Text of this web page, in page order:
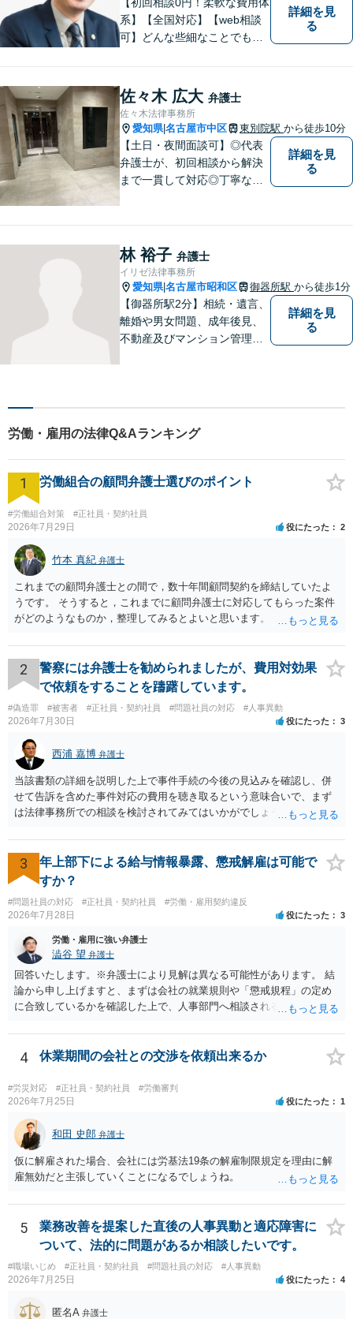
系】【全国対応】【web相談
可】どんな些細なことでもお
ターネット／削除請求や開示
請求、利用規約などのトラブ
ルはお任せ！相続／感情面の
納得感を重視します。
詳細を見
る
佐々木 広大 弁護士
佐々木法律事務所
愛知県|名古屋市中区 東別院駅 から徒歩10分
【土日・夜間面談可】◎代表
弁護士が、初回相談から解決
まで一貫して対応◎丁寧な対
を目指します【相続問題】遺
産分割調停や審判もお任せく
ださい【東別院駅】
詳細を見
る
林 裕子 弁護士
イリゼ法律事務所
愛知県|名古屋市昭和区 御器所駅 から徒歩1分
【御器所駅2分】相続・遺言、
離婚や男女問題、成年後見、
不動産及びマンション管理な
い、丁寧な説明と迅速な対応
を心がけております。【完全
個室】【法テラス利用可】
詳細を見
る
労働・雇用の法律Q&Aランキング
1 労働組合の顧問弁護士選びのポイント
#労働組合対策 #正社員・契約社員
2026年7月29日 役にたった 2
竹本 真紀 弁護士
これまでの顧問弁護士との間で，数十年間顧問契約を締結していたよ
うです。 そうすると，これまでに顧問弁護士に対応してもらった案件
がどのようなものか，整理してみるとよいと思います。 これにより，
事務所を比較した上で，弁護士と面談をする際，そのような案件に対
応してもらえるのかが重要だと思います。 ただ，組合員の相談内容に
ついて，分野を絞っているのか，それともどのような分野でもよいと
いうことで法律相談を依頼しているかの観点も重要です。 組合員とす
れば，相談だけではなく，できれば受任まで考えている場合も多いと
思います。 そうすると，労働組合としての相談だけではなく，基本的
に全ての分野を対象にして考える必要もあるかもしれません。 そうで
ないと，相談内容によって，対応が変わってしまうこともあると思い
ます。 組合員の相談についても，基本的に受任まで考えてもらえるこ
とができるのかも検討要素の一つかもしれません。
2
警察には弁護士を勧められましたが、費用対効果
で依頼をすることを躊躇しています。
#偽造罪 #被害者 #正社員・契約社員 #問題社員の対応 #人事異動
2026年7月30日 役にたった 3
西浦 嘉博 弁護士
当該書類の詳細を説明した上で事件手続の今後の見込みを確認し、併
せて告訴を含めた事件対応の費用を聴き取るという意味合いで、まず
は法律事務所での相談を検討されてみてはいかがでしょうか。 上記、
3
年上部下による給与情報暴露、懲戒解雇は可能で
すか？
#問題社員の対応 #正社員・契約社員 #労働・雇用契約違反
2026年7月28日 役にたった 3
労働・雇用に強い弁護士
澁谷 望 弁護士
回答いたします。※弁護士により見解は異なる可能性があります。 結
論から申し上げますと、まずは会社の就業規則や「懲戒規程」の定め
に合致しているかを確認した上で、人事部門へ相談されることが最優
ものの、重い懲戒処分の対象には十分なり得ます。 名誉や評価の回復
については、会社側に「部下の不正行為による情報漏洩」と正式に認
定させ、誤認した他部署への適切なフォローや周知を求めるのが有効
です。 あるいは、懲戒があったことを社内で周知される手続があるの
ならば、それにより軽微ながら回復はできるかもしれません。 さらに
個人としても、相手に対してプライバシー侵害等に基づく損害賠償
（慰謝料）を請求する選択肢がありえます（ただし、金額は多額にな
らない可能性があります。）。
4 休業期間の会社との交渉を依頼出来るか
#労災対応 #正社員・契約社員 #労働審判
2026年7月25日 役にたった 1
和田 史郎 弁護士
仮に解雇された場合、会社には労基法19条の解雇制限規定を理由に解
雇無効だと主張していくことになるでしょうね。
5
業務改善を提案した直後の人事異動と適応障害に
ついて、法的に問題があるか相談したいです。
#職場いじめ #正社員・契約社員 #問題社員の対応 #人事異動
2026年7月25日 役にたった 4
匿名A 弁護士